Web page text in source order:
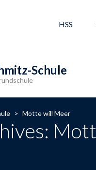
HSS
Schule
> Motte will Meer